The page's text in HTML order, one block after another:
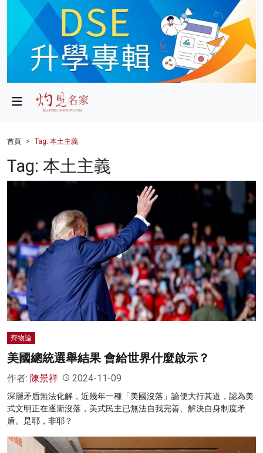
政局
財經
健康
科技
影片
名家榜
灼見活動
首頁 Tag: 本土主義
Tag: 本土主義
齊物論
美國總統選舉結果 會給世界什麼啟示？
作者: 陳景祥 2024-11-09
深層矛盾無法化解，近幾年一種「美國沒落」論便大行其道，認為美
式文明正在逐漸沒落，美式民主已無法自我完善、解決自身制度矛
盾。是耶，非耶？